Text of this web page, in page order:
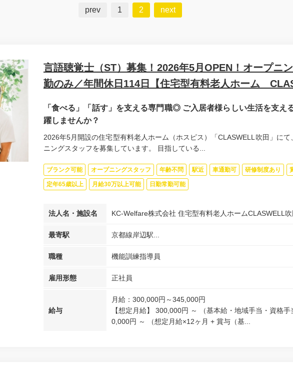
prev 1 2 next
言語聴覚士（ST）募集！2026年5月OPEN！オープニ
勤のみ／年間休日114日【住宅型有料老人ホーム
「食べる」「話す」を支える専門職◎ ご入居者様らしい生活を支え
躍しませんか？
2026年5月開設の住宅型有料老人ホーム（ホスピス）「CLASWELL吹田」に
ニングスタッフを募集しています。 目指している...
ブランク可能 オープニングスタッフ 年齢不問 駅近 車通勤可 研修制度あり
定年65歳以上 月給30万以上可能 日勤常勤可能
法人名・施設名 KC-Welfare株式会社 住宅型有料老人ホームCLASWELL吹
最寄駅 京都線岸辺駅...
職種 機能訓練指導員
雇用形態 正社員
給与
月給：300,000円～345,000円
【想定月給】 300,000円 ～ （基本給・地域手当・資格
0,000円 ～ （想定月給×12ヶ月 + 賞与（基...